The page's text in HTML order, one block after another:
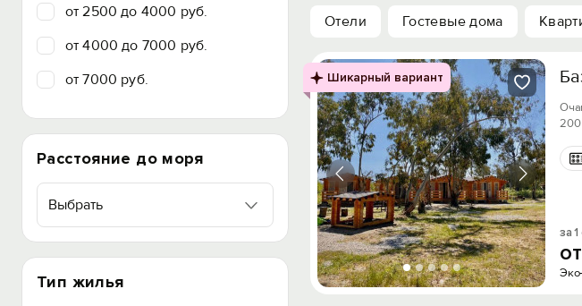
от 2500 до 4000 руб.
от 4000 до 7000 руб.
от 7000 руб.
Расстояние до моря
Выбрать
Тип жилья
Отели Гостевые дома
Шикарный вариант
200
за 1
от